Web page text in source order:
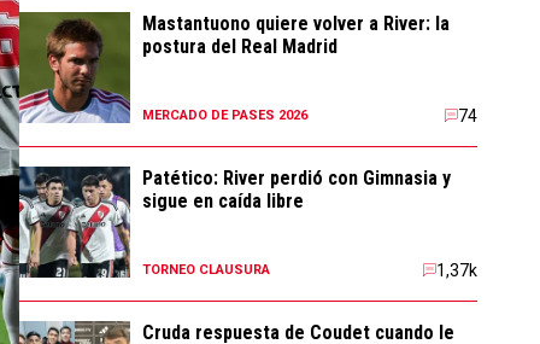
Mastantuono quiere volver a River: la
postura del Real Madrid
MERCADO DE PASES 2026 74
Patético: River perdió con Gimnasia y
sigue en caída libre
TORNEO CLAUSURA 1,37k
Cruda respuesta de Coudet cuando le